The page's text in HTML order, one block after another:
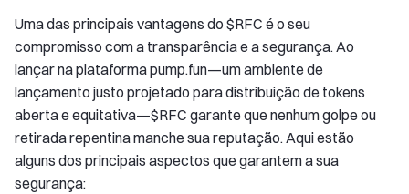
Uma das principais vantagens do $RFC é o seu
compromisso com a transparência e a segurança. Ao
lançar na plataforma pump.fun—um ambiente de
lançamento justo projetado para distribuição de tokens
aberta e equitativa—$RFC garante que nenhum golpe ou
retirada repentina manche sua reputação. Aqui estão
alguns dos principais aspectos que garantem a sua
segurança: